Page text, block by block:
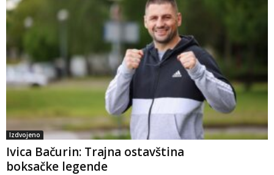
Izdvojeno
Ivica Bačurin: Trajna ostavština
boksačke legende